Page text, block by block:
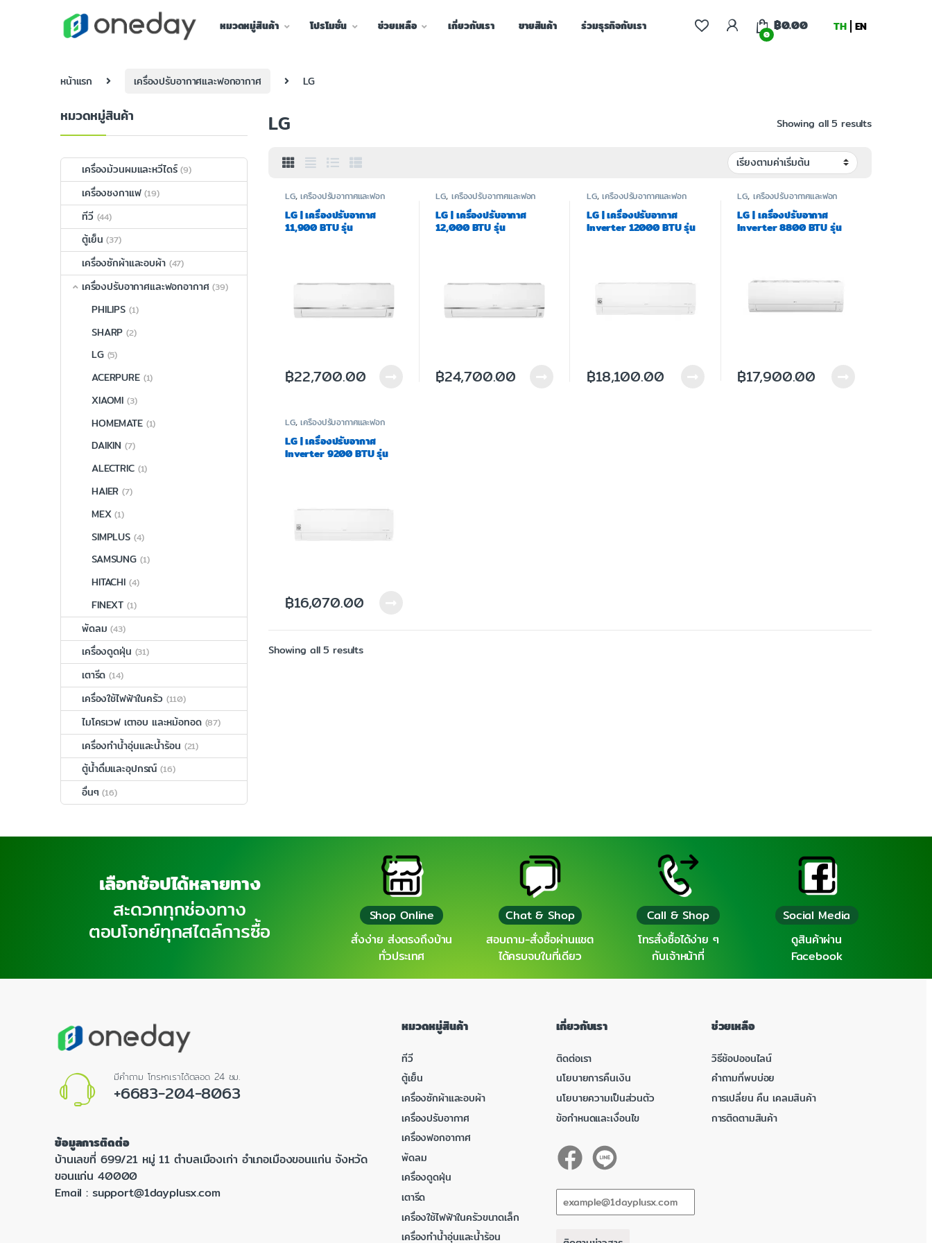
หมวดหมู่สินค้า โปรโมชั่น ช่วยเหลือ เกี่ยวกับเรา ขายสินค้า ร่วมธุรกิจกับเรา
0
฿0.00 TH EN
หน้าแรก เครื่องปรับอากาศและฟอกอากาศ LG
LG Showing all 5 results
LG,เครื่องปรับอากาศและฟอก
อากาศ
LG | เครื่องปรับอากาศ
11,900 BTU รุ่น
฿22,700.00
LG, เครื่องปรับอากาศและฟอก
อากาศ
LG | เครื่องปรับอากาศ
12,000 BTU รุ่น
฿24,700.00
LG,เครื่องปรับอากาศและฟอก
อากาศ
LG | เครื่องปรับอากาศ
Inverter 12000 BTU รุ่น
฿18,100.00
LG, เครื่องปรับอากาศและฟอก
อากาศ
LG | เครื่องปรับอากาศ
Inverter 8800 BTU รุ่น
฿17,900.00
LG,เครื่องปรับอากาศและฟอก
อากาศ
LG | เครื่องปรับอากาศ
Inverter 9200 BTU รุ่น
฿16,070.00
Showing all 5 results
หมวดหมู่สินค้า
เครื่องม้วนผมและหวีไดร์ (9)
เครื่องชงกาแฟ (19)
ทีวี (44)
ตู้เย็น (37)
เครื่องซักผ้าและอบผ้า (47)
เครื่องปรับอากาศและฟอกอากาศ (39)
PHILIPS (1)
SHARP (2)
LG (5)
ACERPURE (1)
XIAOMI (3)
HOMEMATE (1)
DAIKIN (7)
ALECTRIC (1)
HAIER (7)
MEX (1)
SIMPLUS (4)
SAMSUNG (1)
HITACHI (4)
FINEXT (1)
พัดลม (43)
เครื่องดูดฝุ่น (31)
เตารีด (14)
เครื่องใช้ไฟฟ้าในครัว (110)
ไมโครเวฟ เตาอบ และหม้อทอด (87)
เครื่องทำน้ำอุ่นและน้ำร้อน (21)
ตู้น้ำดื่มและอุปกรณ์ (16)
อื่นๆ (16)
เลือกช้อปได้หลายทาง
สะดวกทุกช่องทาง
ตอบโจทย์ทุกสไตล์การซื้อ
Shop Online
สั่งง่าย ส่งตรงถึงบ้าน
ทั่วประเทศ
Chat & Shop
สอบถาม-สั่งซื้อผ่านแชต
ได้ครบจบในที่เดียว
Call & Shop
โทรสั่งซื้อได้ง่าย ๆ
กับเจ้าหน้าที่
Social Media
ดูสินค้าผ่าน
Facebook
มีคำถาม โทรหาเราได้ตลอด 24 ชม.
+6683-204-8063
ข้อมูลการติดต่อ
บ้านเลขที่ 699/21 หมู่ 11 ตำบลเมืองเก่า อำเภอเมืองขอนแก่น จังหวัด
ขอนแก่น 40000
Email : support@1dayplusx.com
หมวดหมู่สินค้า
ทีวี
ตู้เย็น
เครื่องซักผ้าและอบผ้า
เครื่องปรับอากาศ
เครื่องฟอกอากาศ
พัดลม
เครื่องดูดฝุ่น
เตารีด
เครื่องใช้ไฟฟ้าในครัวขนาดเล็ก
เครื่องทำน้ำอุ่นและน้ำร้อน
เกี่ยวกับเรา
ติดต่อเรา
นโยบายการคืนเงิน
นโยบายความเป็นส่วนตัว
ข้อกำหนดและเงื่อนไข
ช่วยเหลือ
วิธีช้อปออนไลน์
คำถามที่พบบ่อย
การเปลี่ยน คืน เคลมสินค้า
การติดตามสินค้า